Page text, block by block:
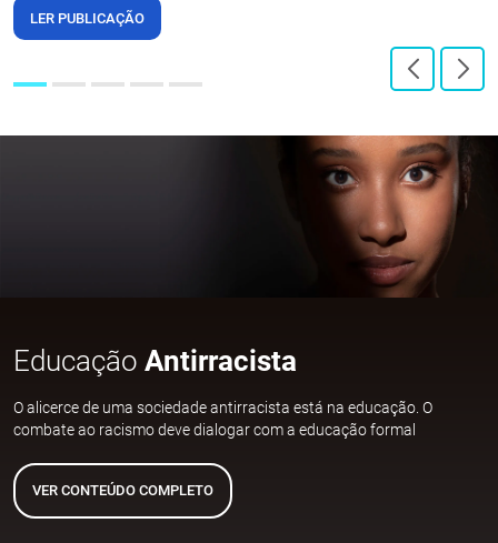
LER PUBLICAÇÃO
Educação Antirracista
O alicerce de uma sociedade antirracista está na educação. O
combate ao racismo deve dialogar com a educação formal
VER CONTEÚDO COMPLETO